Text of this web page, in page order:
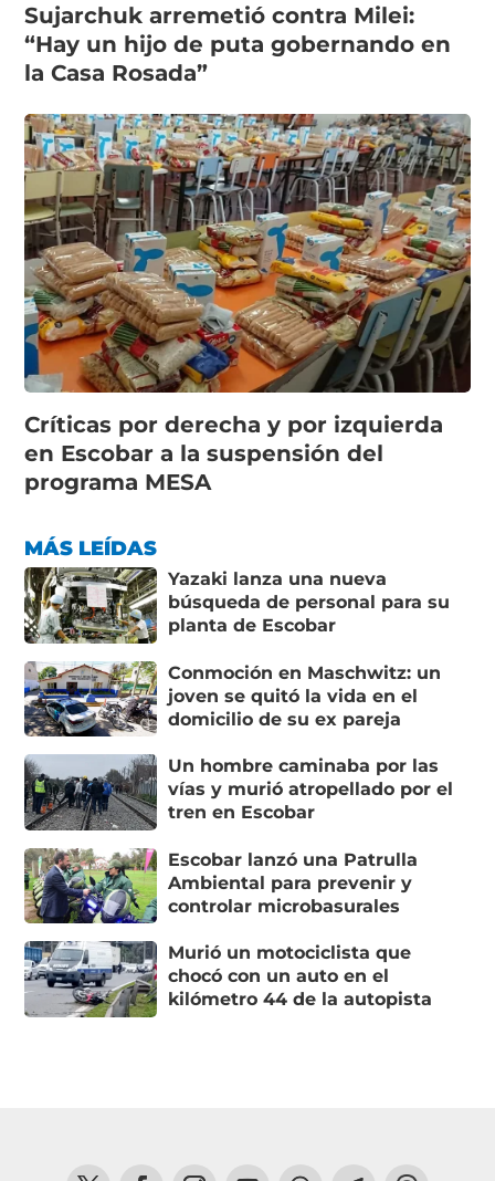
Sujarchuk arremetió contra Milei:
“Hay un hijo de puta gobernando en
la Casa Rosada”
Críticas por derecha y por izquierda
en Escobar a la suspensión del
programa MESA
MÁS LEÍDAS
Yazaki lanza una nueva
búsqueda de personal para su
planta de Escobar
Conmoción en Maschwitz: un
joven se quitó la vida en el
domicilio de su ex pareja
Un hombre caminaba por las
vías y murió atropellado por el
tren en Escobar
Escobar lanzó una Patrulla
Ambiental para prevenir y
controlar microbasurales
Murió un motociclista que
chocó con un auto en el
kilómetro 44 de la autopista